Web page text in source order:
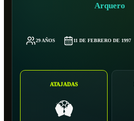
Arquero
29 AÑOS 11 DE FEBRERO DE 1997
ATAJADAS